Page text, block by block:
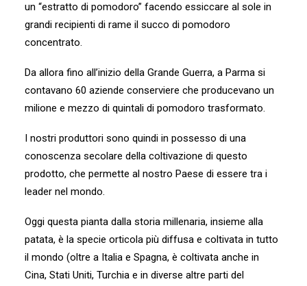
un “estratto di pomodoro” facendo essiccare al sole in
grandi recipienti di rame il succo di pomodoro
concentrato.
Da allora fino all’inizio della Grande Guerra, a Parma si
contavano 60 aziende conserviere che producevano un
milione e mezzo di quintali di pomodoro trasformato.
I nostri produttori sono quindi in possesso di una
conoscenza secolare della coltivazione di questo
prodotto, che permette al nostro Paese di essere tra i
leader nel mondo.
Oggi questa pianta dalla storia millenaria, insieme alla
patata, è la specie orticola più diffusa e coltivata in tutto
il mondo (oltre a Italia e Spagna, è coltivata anche in
Cina, Stati Uniti, Turchia e in diverse altre parti del